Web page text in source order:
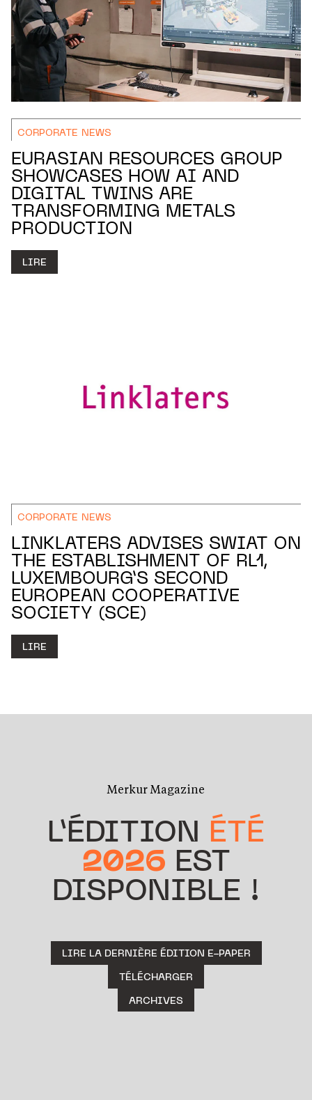
CORPORATE NEWS
EURASIAN RESOURCES GROUP
SHOWCASES HOW AI AND
DIGITAL TWINS ARE
TRANSFORMING METALS
PRODUCTION
LIRE
CORPORATE NEWS
LINKLATERS ADVISES SWIAT ON
THE ESTABLISHMENT OF RL1,
LUXEMBOURG’S SECOND
EUROPEAN COOPERATIVE
SOCIETY (SCE)
LIRE
Merkur Magazine
L’ÉDITION ÉTÉ
2026 EST
DISPONIBLE !
LIRE LA DERNIÈRE ÉDITION E-PAPER
TÉLÉCHARGER
ARCHIVES